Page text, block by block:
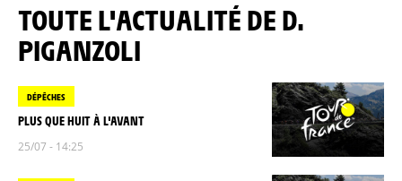
TOUTE L'ACTUALITÉ DE D.
PIGANZOLI
DÉPÊCHES
PLUS QUE HUIT À L'AVANT
25/07 - 14:25